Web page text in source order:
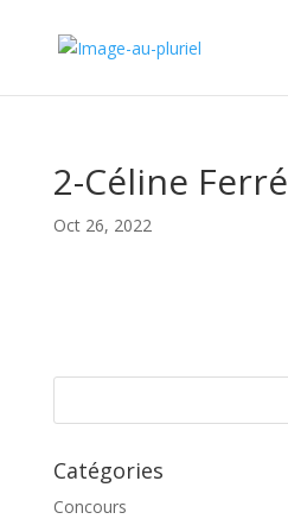
2-Céline Ferré
Oct 26, 2022
Catégories
Concours